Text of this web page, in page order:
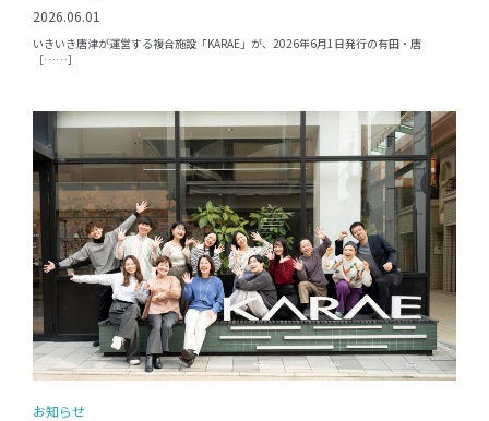
2026.06.01
いきいき唐津が運営する複合施設「KARAE」が、2026年6月1日発行の有田・唐
［……］
お知らせ